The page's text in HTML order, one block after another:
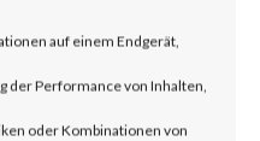
auf einem Endgerät,
der Performance von Inhalten,
oder Kombinationen von
tool that
networks